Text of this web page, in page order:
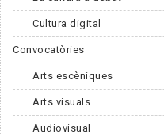
Cultura digital
Convocatòries
Arts escèniques
Arts visuals
Audiovisual